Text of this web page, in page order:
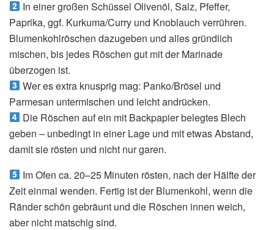
In einer großen Schüssel Olivenöl, Salz, Pfeffer,
Paprika, ggf. Kurkuma/Curry und Knoblauch verrühren.
Blumenkohlröschen dazugeben und alles gründlich
mischen, bis jedes Röschen gut mit der Marinade
überzogen ist.
Wer es extra knusprig mag: Panko/Brösel und
Parmesan untermischen und leicht andrücken.
Die Röschen auf ein mit Backpapier belegtes Blech
geben – unbedingt in einer Lage und mit etwas Abstand,
damit sie rösten und nicht nur garen.
Im Ofen ca. 20–25 Minuten rösten, nach der Hälfte der
Zeit einmal wenden. Fertig ist der Blumenkohl, wenn die
Ränder schön gebräunt und die Röschen innen weich,
aber nicht matschig sind.